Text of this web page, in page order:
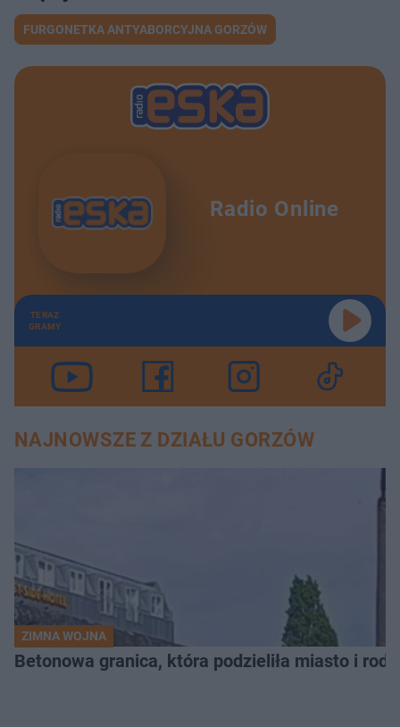
FURGONETKA ANTYABORCYJNA GORZÓW
Radio Online
TERAZ
GRAMY
NAJNOWSZE Z DZIAŁU GORZÓW
ZIMNA WOJNA
Betonowa granica, która podzieliła miasto i